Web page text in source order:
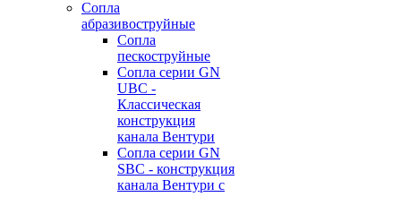
Сопла
абразивоструйные
Сопла
пескоструйные
Сопла серии GN
UBC -
Классическая
конструкция
канала Вентури
Сопла серии GN
SBC - конструкция
канала Вентури c